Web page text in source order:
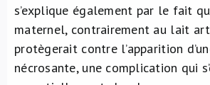
s’explique également par le fait
maternel, contrairement au lait
protègerait contre l’apparition
nécrosante, une complication qui